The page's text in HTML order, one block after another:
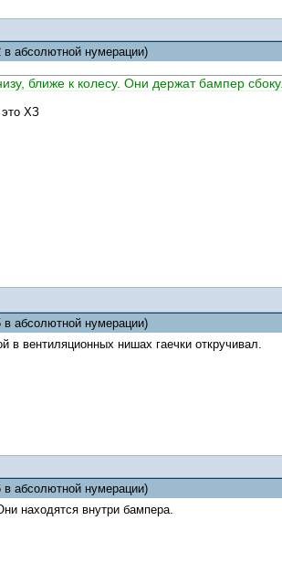
в абсолютной нумерации)
ближе к колесу. Они держат бампер сбоку.
это ХЗ
в абсолютной нумерации)
в вентиляционных нишах гаечки откручивал.
в абсолютной нумерации)
находятся внутри бампера.